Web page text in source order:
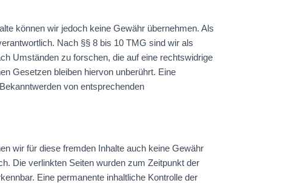
können wir jedoch keine Gewähr übernehmen. Als
Nach §§ 8 bis 10 TMG sind wir als
Umständen zu forschen, die auf eine rechtswidrige
Gesetzen bleiben hiervon unberührt. Eine
von entsprechenden
wir für diese fremden Inhalte auch keine Gewähr
Die verlinkten Seiten wurden zum Zeitpunkt der
Eine permanente inhaltliche Kontrolle der